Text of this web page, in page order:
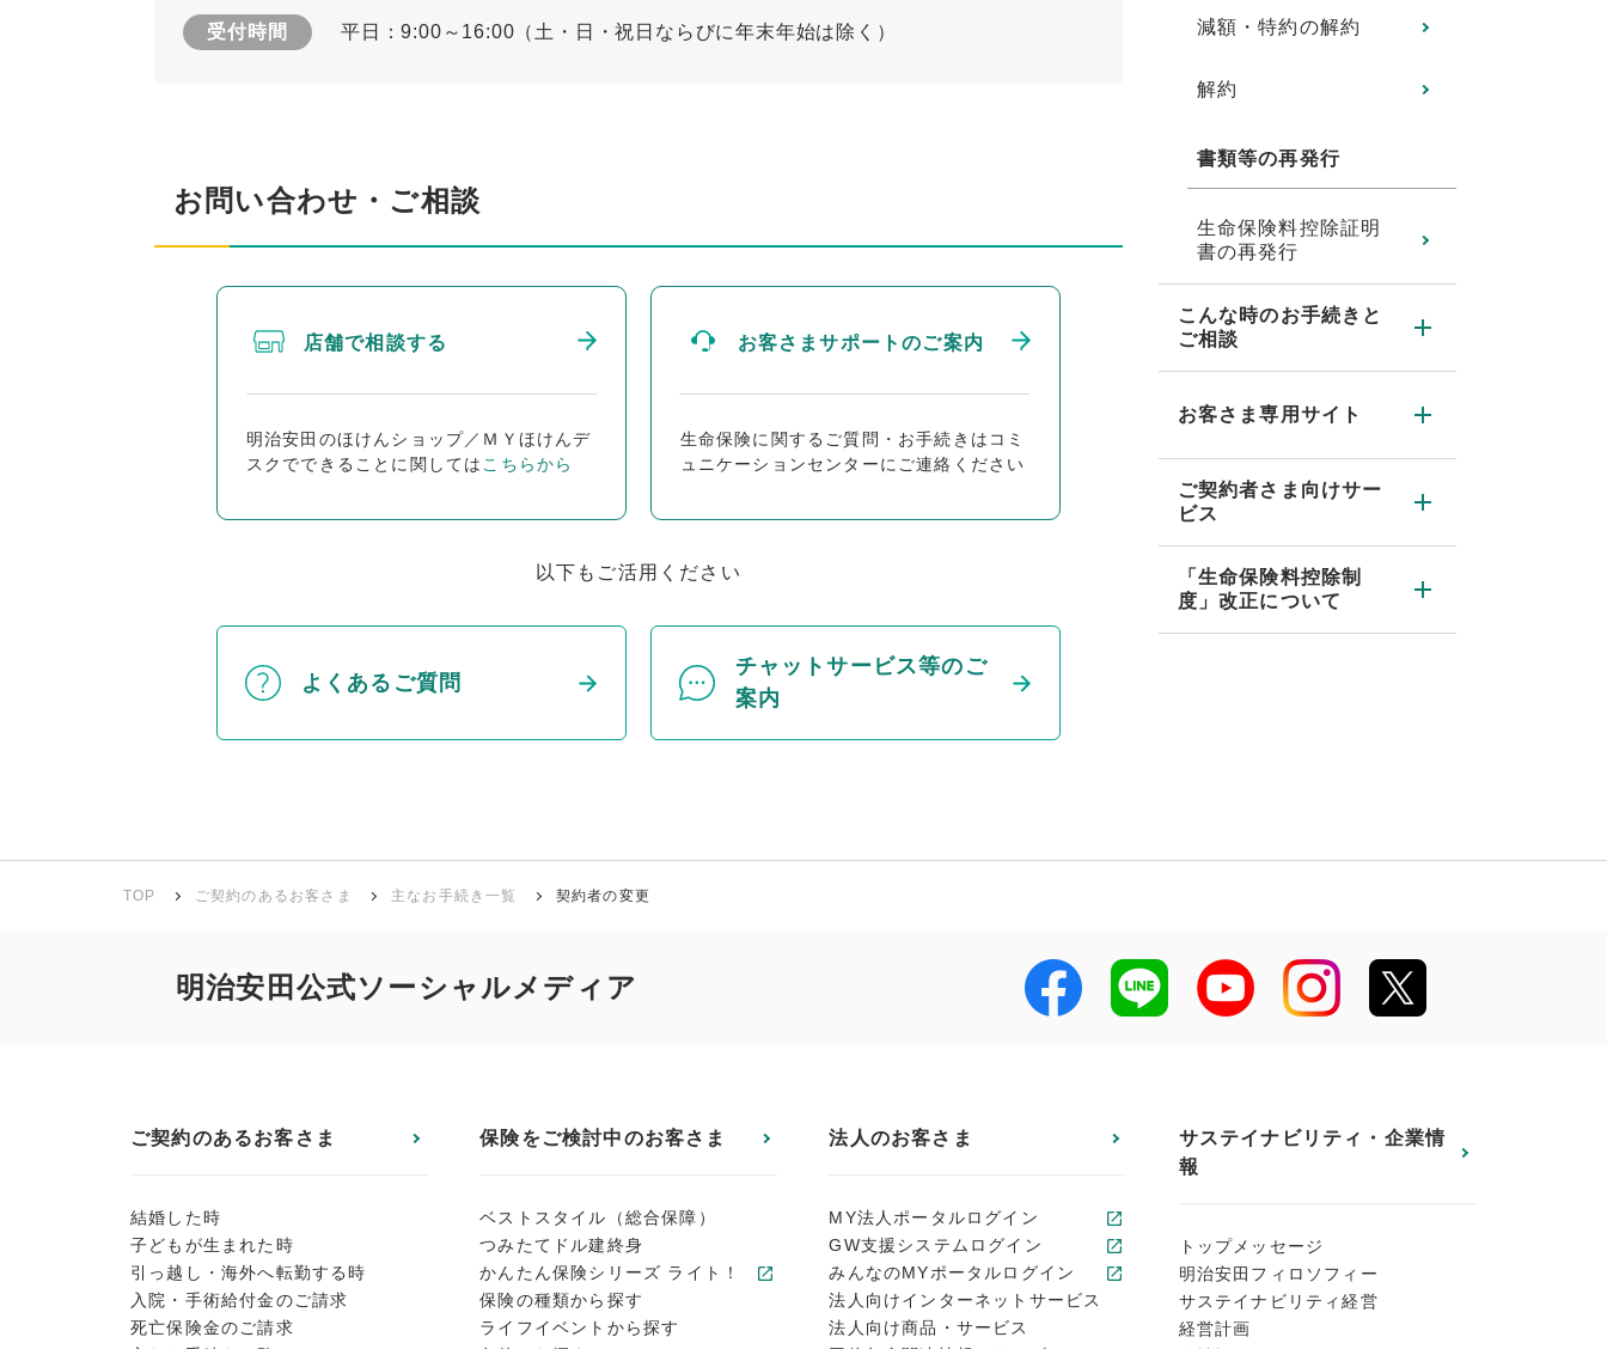
受付時間 平日：9:00～16:00（土・日・祝日ならびに年末年始は除く）
お問い合わせ・ご相談
店舗で相談する
明治安田のほけんショップ／ＭＹほけんデ
スクでできることに関しては こちらから
お客さまサポートのご案内
生命保険に関するご質問・お手続きはコミ
ュニケーションセンターにご連絡ください
以下もご活用ください
よくあるご質問
チャットサービス等のご
案内
減額・特約の解約
解約
書類等の再発行
生命保険料控除証明
書の再発行
こんな時のお手続きと
ご相談
お客さま専用サイト
ご契約者さま向けサー
ビス
「生命保険料控除制
度」改正について
TOP ご契約のあるお客さま 主なお手続き一覧 契約者の変更
明治安田公式ソーシャルメディア
ご契約のあるお客さま
結婚した時
子どもが生まれた時
引っ越し・海外へ転勤する時
入院・手術給付金のご請求
死亡保険金のご請求
保険をご検討中のお客さま
ベストスタイル（総合保障）
つみたてドル建終身
かんたん保険シリーズ ライト！
保険の種類から探す
ライフイベントから探す
法人のお客さま
MY法人ポータルログイン
GW支援システムログイン
みんなのMYポータルログイン
法人向けインターネットサービス
法人向け商品・サービス
サステイナビリティ・企業情
報
トップメッセージ
明治安田フィロソフィー
サステイナビリティ経営
経営計画